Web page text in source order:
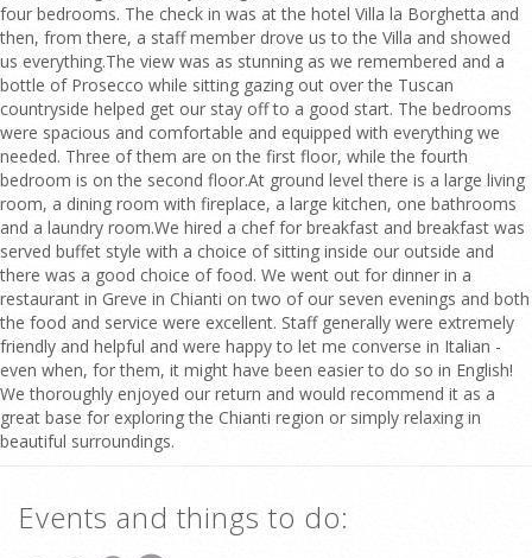
four bedrooms. The check in was at the hotel Villa la Borghetta and
then, from there, a staff member drove us to the Villa and showed
us everything.The view was as stunning as we remembered and a
bottle of Prosecco while sitting gazing out over the Tuscan
countryside helped get our stay off to a good start. The bedrooms
were spacious and comfortable and equipped with everything we
needed. Three of them are on the first floor, while the fourth
bedroom is on the second floor.At ground level there is a large living
room, a dining room with fireplace, a large kitchen, one bathrooms
and a laundry room.We hired a chef for breakfast and breakfast was
served buffet style with a choice of sitting inside our outside and
there was a good choice of food. We went out for dinner in a
restaurant in Greve in Chianti on two of our seven evenings and both
the food and service were excellent. Staff generally were extremely
friendly and helpful and were happy to let me converse in Italian -
even when, for them, it might have been easier to do so in English!
We thoroughly enjoyed our return and would recommend it as a
great base for exploring the Chianti region or simply relaxing in
beautiful surroundings.
Events and things to do: